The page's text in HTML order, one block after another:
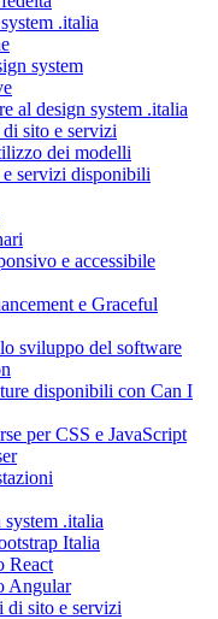
.italia
system
al design system .italia
sito e servizi
dei modelli
servizi disponibili
e accessibile
e Graceful
sviluppo del software
disponibili con Can I
per CSS e JavaScript
.italia
Italia
React
Angular
di sito e servizi